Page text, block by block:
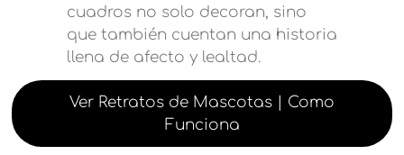
cuadros no solo decoran, sino
que también cuentan una historia
llena de afecto y lealtad.
Ver Retratos de Mascotas | Como
Funciona